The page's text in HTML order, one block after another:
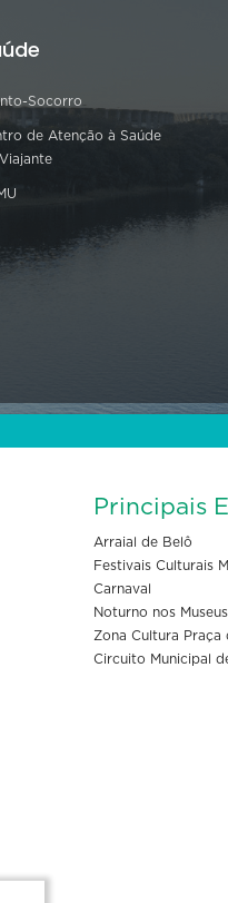
Socorro
de Atenção à Saúde
Principais
Arraial de Belô
Festivais Culturais
Carnaval
Noturno nos Museus
Zona Cultura Praça
Circuito Municipal